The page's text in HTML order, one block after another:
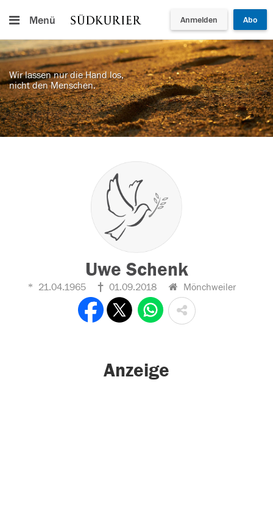
Menü Anmelden Abo
Wir lassen nur die Hand los,
nicht den Menschen.
Uwe Schenk
21.04.1965 01.09.2018 Mönchweiler
Anzeige